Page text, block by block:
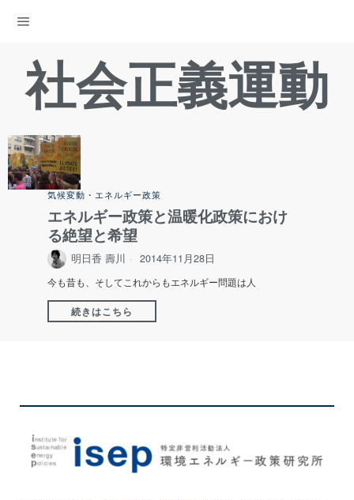
社会正義運動
気候変動・エネルギー政策
エネルギー政策と温暖化政策におけ
る絶望と希望
明日香 壽川 2014年11月28日
今も昔も、そしてこれからもエネルギー問題は人
続きはこちら